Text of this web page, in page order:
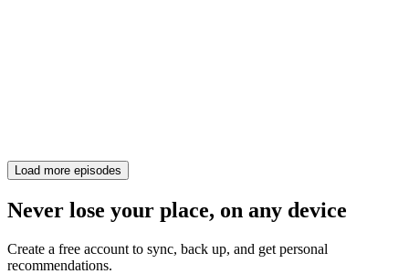
Load more episodes
Never lose your place, on any device
Create a free account to sync, back up, and get personal
recommendations.